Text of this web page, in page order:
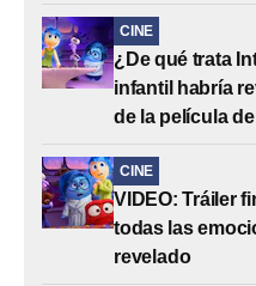
CINE
¿De qué trata
infantil habría
de la película
CINE
VIDEO: Tráiler
todas las
revelado